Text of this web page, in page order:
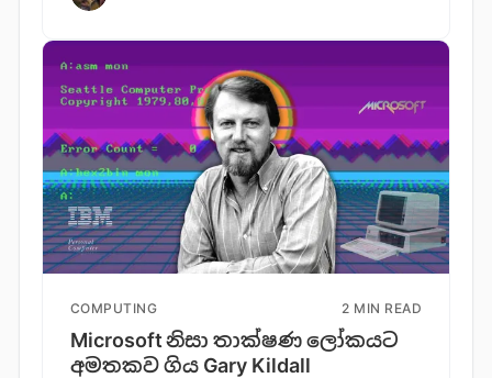
COMPUTING 2 MIN READ
Microsoft නිසා තාක්ෂණ ලෝකයට
අමතකව ගිය Gary Kildall